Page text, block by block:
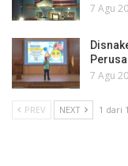
7 Agu
7 Agu
PREV NEXT 1 dari